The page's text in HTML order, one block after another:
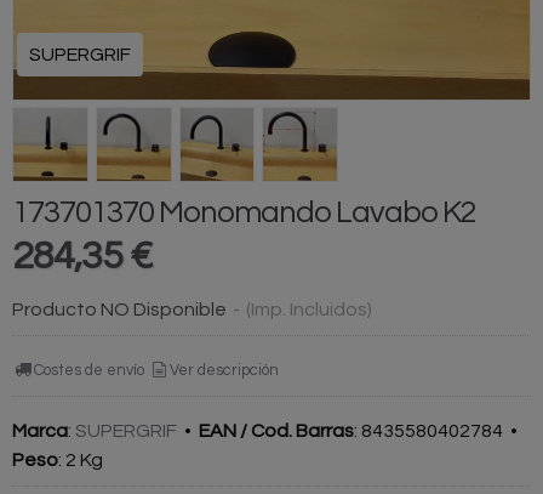
SUPERGRIF
173701370 Monomando Lavabo K2
284,35 €
Producto NO Disponible - (Imp. Incluidos)
Costes de envío Ver descripción
Marca: SUPERGRIF • EAN / Cod. Barras: 8435580402784 •
Peso: 2 Kg